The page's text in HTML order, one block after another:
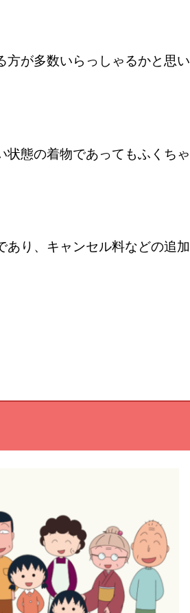
方が多数いらっしゃるかと思い
状態の着物であってもふくちゃ
あり、キャンセル料などの追加